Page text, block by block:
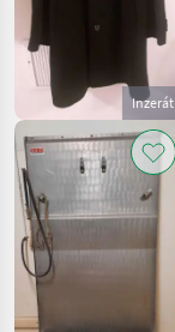
Inzerát